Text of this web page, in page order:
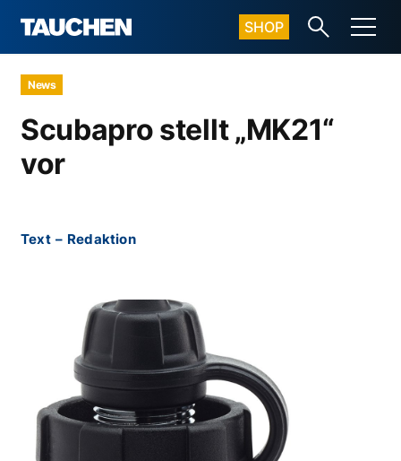
SHOP
News
Scubapro stellt „MK21“
vor
Text – Redaktion